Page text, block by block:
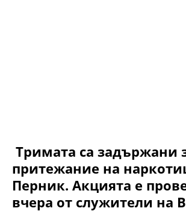
Тримата са задържани
притежание на
Перник. Акцията е
вчера от служители на